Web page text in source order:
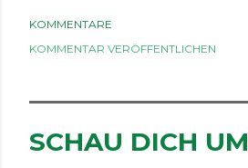
KOMMENTARE
KOMMENTAR VERÖFFENTLICHEN
SCHAU DICH UM